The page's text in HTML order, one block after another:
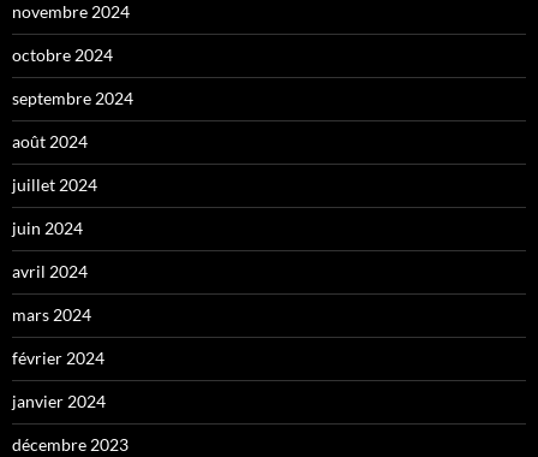
novembre 2024
octobre 2024
septembre 2024
août 2024
juillet 2024
juin 2024
avril 2024
mars 2024
février 2024
janvier 2024
décembre 2023